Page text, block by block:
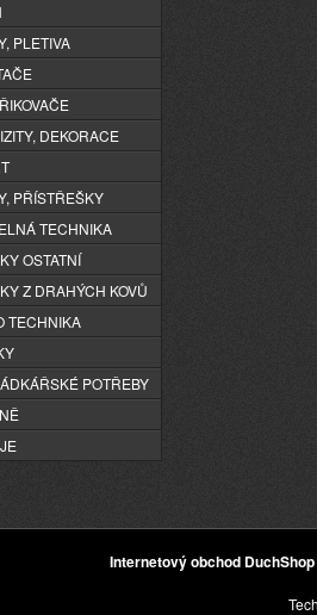
PLETIVA
DEKORACE
PŘÍSTŘEŠKY
TECHNIKA
OSTATNÍ
Z DRAHÝCH KOVŮ
TECHNIKA
POTŘEBY
Internetový obchod DuchShop